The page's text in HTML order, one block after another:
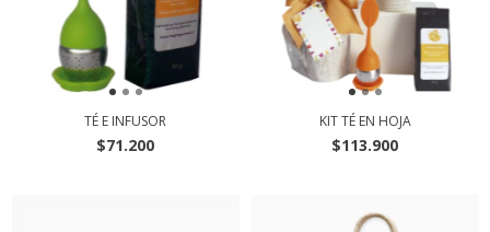
TÉ E INFUSOR
$71.200
KIT TÉ EN HOJA
$113.900